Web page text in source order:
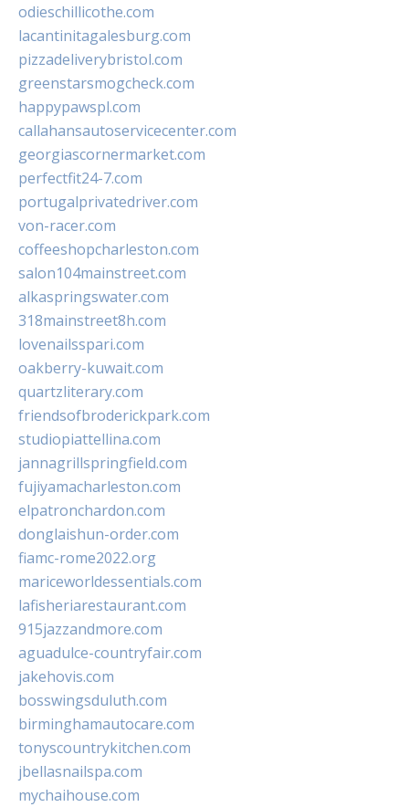
odieschillicothe.com
lacantinitagalesburg.com
pizzadeliverybristol.com
greenstarsmogcheck.com
happypawspl.com
callahansautoservicecenter.com
georgiascornermarket.com
perfectfit24-7.com
portugalprivatedriver.com
von-racer.com
coffeeshopcharleston.com
salon104mainstreet.com
alkaspringswater.com
318mainstreet8h.com
lovenailsspari.com
oakberry-kuwait.com
quartzliterary.com
friendsofbroderickpark.com
studiopiattellina.com
jannagrillspringfield.com
fujiyamacharleston.com
elpatronchardon.com
donglaishun-order.com
fiamc-rome2022.org
mariceworldessentials.com
lafisheriarestaurant.com
915jazzandmore.com
aguadulce-countryfair.com
jakehovis.com
bosswingsduluth.com
birminghamautocare.com
tonyscountrykitchen.com
jbellasnailspa.com
mychaihouse.com